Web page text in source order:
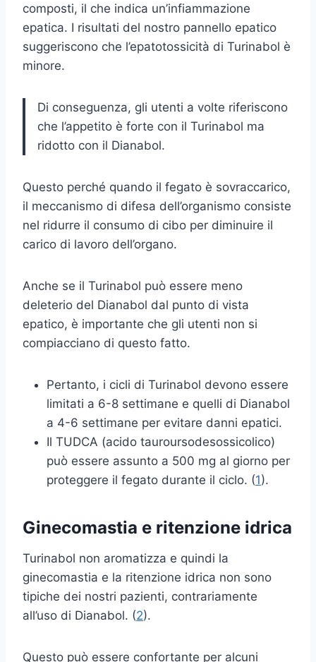
composti, il che indica un’infiammazione
epatica. I risultati del nostro pannello epatico
suggeriscono che l’epatotossicità di Turinabol è
minore.
Di conseguenza, gli utenti a volte riferiscono
che l’appetito è forte con il Turinabol ma
ridotto con il Dianabol.
Questo perché quando il fegato è sovraccarico,
il meccanismo di difesa dell’organismo consiste
nel ridurre il consumo di cibo per diminuire il
carico di lavoro dell’organo.
Anche se il Turinabol può essere meno
deleterio del Dianabol dal punto di vista
epatico, è importante che gli utenti non si
compiacciano di questo fatto.
Pertanto, i cicli di Turinabol devono essere
limitati a 6-8 settimane e quelli di Dianabol
a 4-6 settimane per evitare danni epatici.
Il TUDCA (acido tauroursodesossicolico)
può essere assunto a 500 mg al giorno per
proteggere il fegato durante il ciclo. (1).
Ginecomastia e ritenzione idrica
Turinabol non aromatizza e quindi la
ginecomastia e la ritenzione idrica non sono
tipiche dei nostri pazienti, contrariamente
all’uso di Dianabol. (2).
Questo può essere confortante per alcuni